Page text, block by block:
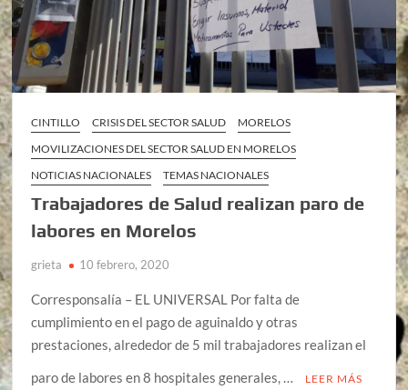
CINTILLO CRISIS DEL SECTOR SALUD
MORELOS
MOVILIZACIONES DEL SECTOR SALUD EN MORELOS
NOTICIAS NACIONALES
TEMAS NACIONALES
Trabajadores de Salud realizan paro de
labores en Morelos
grieta 10 febrero, 2020
Corresponsalía – EL UNIVERSAL Por falta de
cumplimiento en el pago de aguinaldo y otras
prestaciones, alrededor de 5 mil trabajadores realizan el
paro de labores en 8 hospitales generales, …
LEER MÁS